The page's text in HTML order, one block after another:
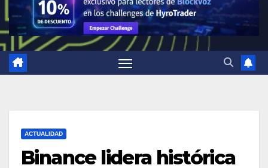
ACTUALIDAD
Binance lidera histórica